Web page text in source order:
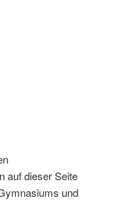
auf dieser Seite
und